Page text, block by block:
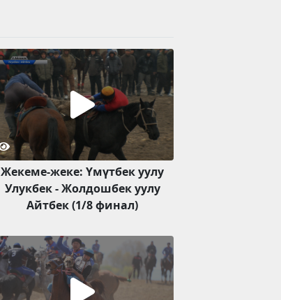
Жекеме-жеке: Үмүтбек уулу
Улукбек - Жолдошбек уулу
Айтбек (1/8 финал)